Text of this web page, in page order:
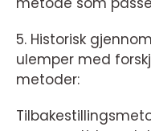
5. Historisk
ulemper med
metoder: